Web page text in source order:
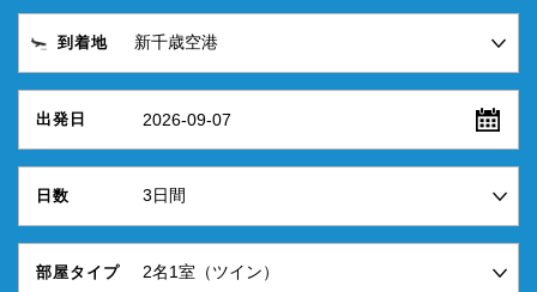
到着地
出発日 2026-09-07
日数
部屋タイプ